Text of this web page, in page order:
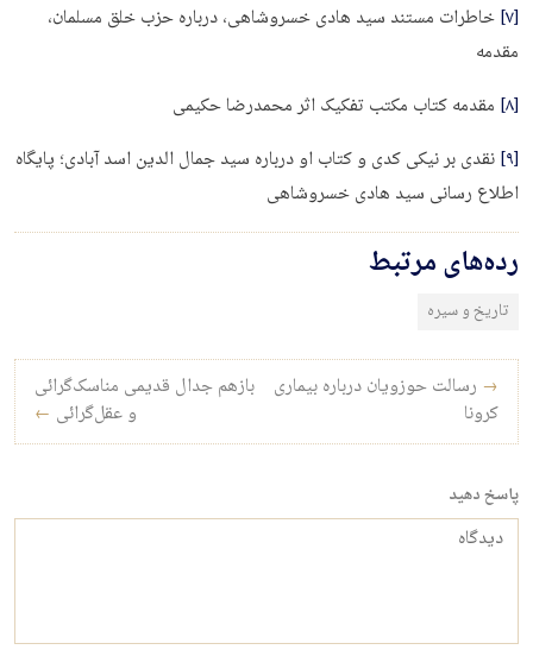
[۷]
خاطرات مستند سید هادی خسروشاهی، درباره حزب خلق مسلمان،
مقدمه
[۸]
مقدمه کتاب مکتب تفکیک اثر محمدرضا حکیمی
[۹]
نقدی بر نیکی کدی و کتاب او درباره سید جمال الدین اسد آبادی؛ پایگاه
اطلاع رسانی سید هادی خسروشاهی
رده‌های مرتبط
تاریخ و سیره
راه‌بری نوشته
→ رسالت حوزویان درباره بیماری
کرونا
بازهم جدال قدیمی مناسک‌گرائی
و عقل‌گرائی ←
پاسخ دهید
دیدگاه